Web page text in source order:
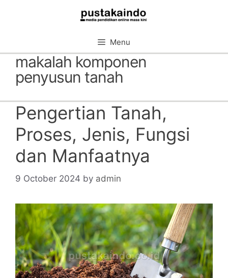
Menu
makalah komponen
penyusun tanah
Pengertian Tanah,
Proses, Jenis, Fungsi
dan Manfaatnya
9 October 2024 by admin